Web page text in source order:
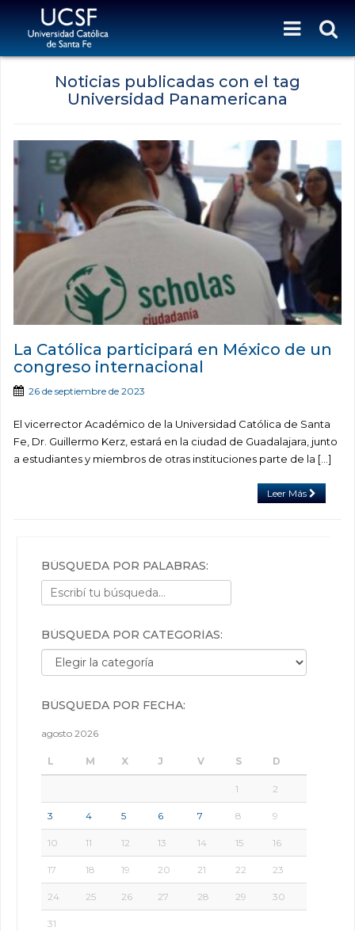
Noticias publicadas con el tag
Universidad Panamericana
La Católica participará en México de un
congreso internacional
26 de septiembre de 2023
El vicerrector Académico de la Universidad Católica de Santa
Fe, Dr. Guillermo Kerz, estará en la ciudad de Guadalajara, junto
a estudiantes y miembros de otras instituciones parte de la […]
Leer Más
BÚSQUEDA POR PALABRAS:
BÚSQUEDA POR CATEGORÍAS:
Búsqueda por categorías:
BÚSQUEDA POR FECHA:
agosto 2026
L M X J V S D
1 2
3 4 5 6 7 8 9
10 11 12 13 14 15 16
17 18 19 20 21 22 23
24 25 26 27 28 29 30
31